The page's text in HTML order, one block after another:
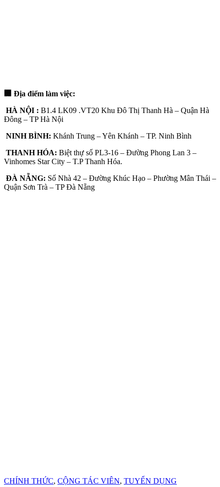
🏢 Địa điểm làm việc:
HÀ NỘI : B1.4 LK09 .VT20 Khu Đô Thị Thanh Hà – Quận Hà
Đông – TP Hà Nội
NINH BÌNH: Khánh Trung – Yên Khánh – TP. Ninh Bình
THANH HÓA: Biệt thự số PL3-16 – Đường Phong Lan 3 –
Vinhomes Star City – T.P Thanh Hóa.
ĐÀ NẴNG: Số Nhà 42 – Đường Khúc Hạo – Phường Mân Thái –
Quận Sơn Trà – TP Đà Nẵng
CHÍNH THỨC, CỘNG TÁC VIÊN, TUYỂN DỤNG